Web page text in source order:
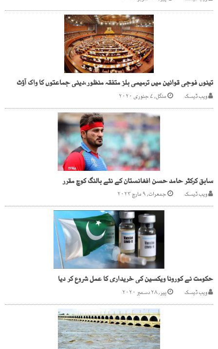
تینوں فوجی قوانین میں ترمیمی بلز متفقہ منظور،دینی جماعتوں کا واک آؤٹ
ویب ڈیسک منگل, ۷ جنوری ۲۰۲۰
سابق کرکٹر حامد حسن افغانستان کے نئے بالنگ کوچ مقرر
ویب ڈیسک جمعرات, ۹ مارچ ۲۰۲۳
حکومت نے کورونا ویکسین کی خریداری کا عمل شروع کر دیا
ویب ڈیسک پیر, ۲۸ دسمبر ۲۰۲۰